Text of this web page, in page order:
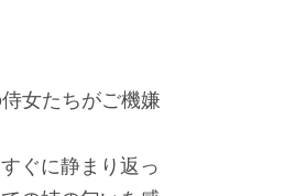
女たちがご機嫌
ぐに静まり返っ